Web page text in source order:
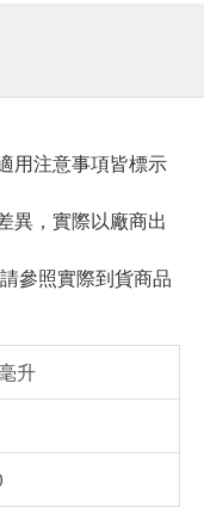
用注意事項皆標示
異，實際以廠商出
參照實際到貨商品
升